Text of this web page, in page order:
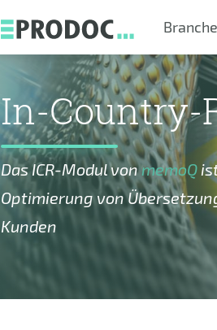
In-Country-
Das ICR-Modul vonmemoQ
Optimierung von
Kunden